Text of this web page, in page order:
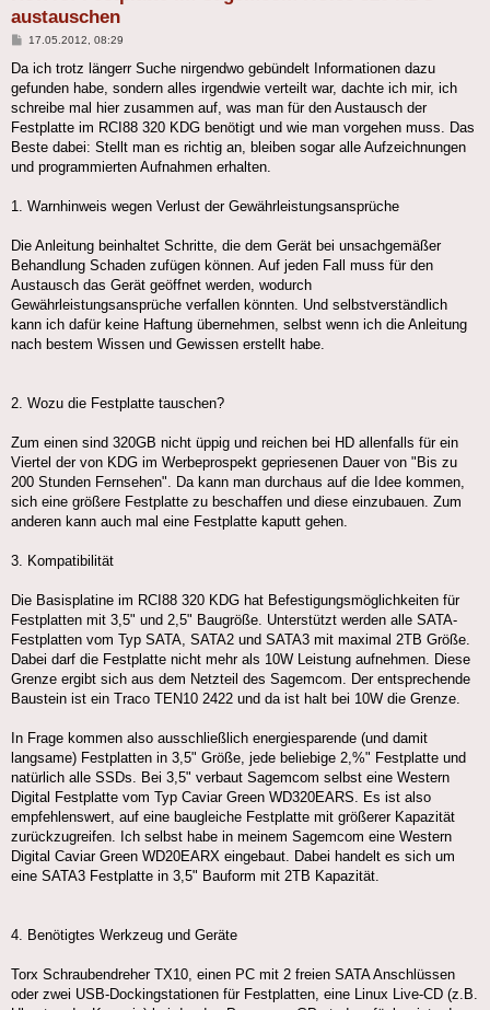
austauschen
Beitrag
17.05.2012, 08:29
Da ich trotz längerr Suche nirgendwo gebündelt Informationen dazu
gefunden habe, sondern alles irgendwie verteilt war, dachte ich mir, ich
schreibe mal hier zusammen auf, was man für den Austausch der
Festplatte im RCI88 320 KDG benötigt und wie man vorgehen muss. Das
Beste dabei: Stellt man es richtig an, bleiben sogar alle Aufzeichnungen
und programmierten Aufnahmen erhalten.
1. Warnhinweis wegen Verlust der Gewährleistungsansprüche
Die Anleitung beinhaltet Schritte, die dem Gerät bei unsachgemäßer
Behandlung Schaden zufügen können. Auf jeden Fall muss für den
Austausch das Gerät geöffnet werden, wodurch
Gewährleistungsansprüche verfallen könnten. Und selbstverständlich
kann ich dafür keine Haftung übernehmen, selbst wenn ich die Anleitung
nach bestem Wissen und Gewissen erstellt habe.
2. Wozu die Festplatte tauschen?
Zum einen sind 320GB nicht üppig und reichen bei HD allenfalls für ein
Viertel der von KDG im Werbeprospekt gepriesenen Dauer von "Bis zu
200 Stunden Fernsehen". Da kann man durchaus auf die Idee kommen,
sich eine größere Festplatte zu beschaffen und diese einzubauen. Zum
anderen kann auch mal eine Festplatte kaputt gehen.
3. Kompatibilität
Die Basisplatine im RCI88 320 KDG hat Befestigungsmöglichkeiten für
Festplatten mit 3,5" und 2,5" Baugröße. Unterstützt werden alle SATA-
Festplatten vom Typ SATA, SATA2 und SATA3 mit maximal 2TB Größe.
Dabei darf die Festplatte nicht mehr als 10W Leistung aufnehmen. Diese
Grenze ergibt sich aus dem Netzteil des Sagemcom. Der entsprechende
Baustein ist ein Traco TEN10 2422 und da ist halt bei 10W die Grenze.
In Frage kommen also ausschließlich energiesparende (und damit
langsame) Festplatten in 3,5" Größe, jede beliebige 2,%" Festplatte und
natürlich alle SSDs. Bei 3,5" verbaut Sagemcom selbst eine Western
Digital Festplatte vom Typ Caviar Green WD320EARS. Es ist also
empfehlenswert, auf eine baugleiche Festplatte mit größerer Kapazität
zurückzugreifen. Ich selbst habe in meinem Sagemcom eine Western
Digital Caviar Green WD20EARX eingebaut. Dabei handelt es sich um
eine SATA3 Festplatte in 3,5" Bauform mit 2TB Kapazität.
4. Benötigtes Werkzeug und Geräte
Torx Schraubendreher TX10, einen PC mit 2 freien SATA Anschlüssen
oder zwei USB-Dockingstationen für Festplatten, eine Linux Live-CD (z.B.